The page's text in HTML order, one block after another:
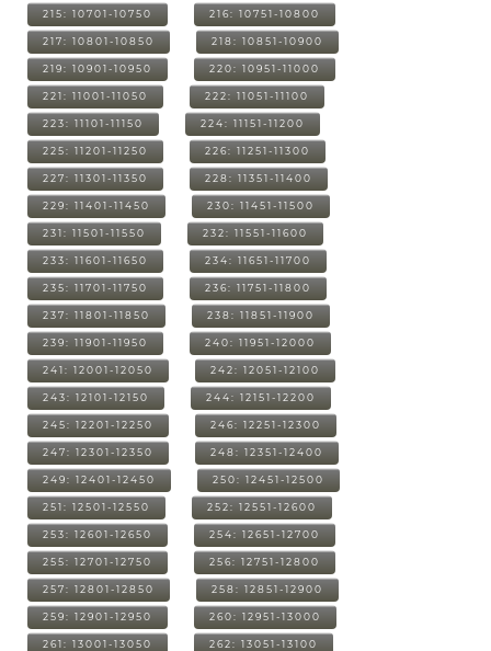
215: 10701-10750 216: 10751-10800
217: 10801-10850 218: 10851-10900
219: 10901-10950 220: 10951-11000
221: 11001-11050 222: 11051-11100
223: 11101-11150 224: 11151-11200
225: 11201-11250 226: 11251-11300
227: 11301-11350 228: 11351-11400
229: 11401-11450 230: 11451-11500
231: 11501-11550 232: 11551-11600
233: 11601-11650 234: 11651-11700
235: 11701-11750 236: 11751-11800
237: 11801-11850 238: 11851-11900
239: 11901-11950 240: 11951-12000
241: 12001-12050 242: 12051-12100
243: 12101-12150 244: 12151-12200
245: 12201-12250 246: 12251-12300
247: 12301-12350 248: 12351-12400
249: 12401-12450 250: 12451-12500
251: 12501-12550 252: 12551-12600
253: 12601-12650 254: 12651-12700
255: 12701-12750 256: 12751-12800
257: 12801-12850 258: 12851-12900
259: 12901-12950 260: 12951-13000
261: 13001-13050 262: 13051-13100